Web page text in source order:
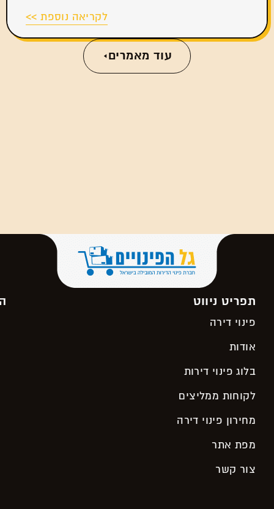
לקריאה נוספת >>
עוד מאמרים
תפריט ניווט
פינוי דירה
אודות
בלוג פינוי דירות
לקוחות ממליצים
מחירון פינוי דירה
מפת אתר
צור קשר